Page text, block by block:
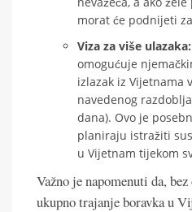
morat će podnijeti
Viza za više ulazaka:
omogućuje
izlazak iz Vijetnama
navedenog
dana). Ovo je
planiraju istražiti
u Vijetnam tijekom
Važno je napomenuti da,
ukupno trajanje boravka u